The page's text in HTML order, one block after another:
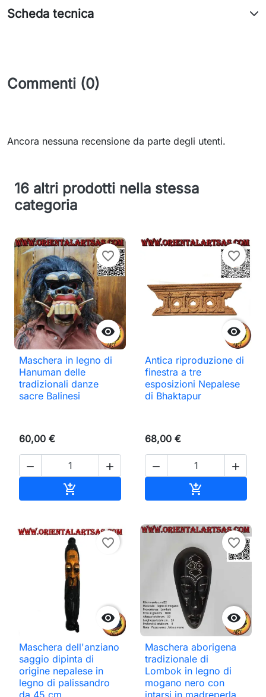
Scheda tecnica
Commenti (0)
Ancora nessuna recensione da parte degli utenti.
16 altri prodotti nella stessa
categoria

favorite_border
Maschera in legno di
Hanuman delle
tradizionali danze
sacre Balinesi
60,00 €
 


favorite_border
Antica riproduzione di
finestra a tre
esposizioni Nepalese
di Bhaktapur
68,00 €
 


favorite_border
Maschera dell'anziano
saggio dipinta di
origine nepalese in
legno di palissandro
da 45 cm

favorite_border
Maschera aborigena
tradizionale di
Lombok in legno di
mogano nero con
intarsi in madreperla,